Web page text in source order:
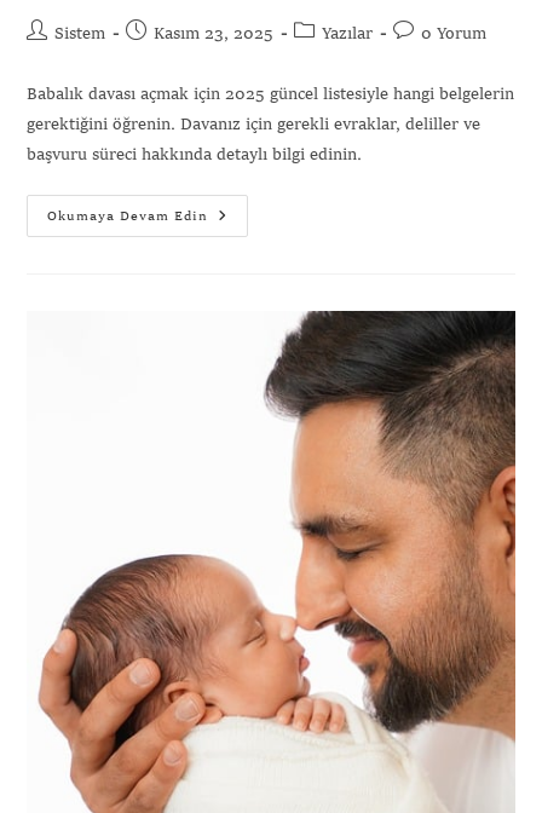
Sistem Kasım 23, 2025 Yazılar 0 Yorum
Babalık davası açmak için 2025 güncel listesiyle hangi belgelerin
gerektiğini öğrenin. Davanız için gerekli evraklar, deliller ve
başvuru süreci hakkında detaylı bilgi edinin.
Okumaya Devam Edin
Gönder